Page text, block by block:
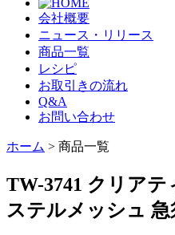
会社概要
ニュース・リリース
商品一覧
レシピ
お取引きの流れ
Q&A
お問い合わせ
ホーム > 商品一覧
TW-3741 クリア
ステルメッシュ